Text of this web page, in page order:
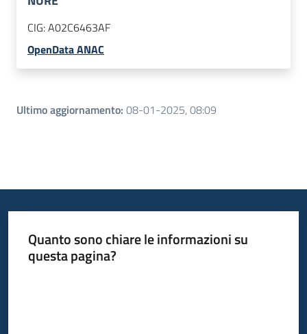
CIG:A02C6463AF
OpenData ANAC
Ultimo aggiornamento: 08-01-2025, 08:09
Quanto sono chiare le informazioni su
questa pagina?